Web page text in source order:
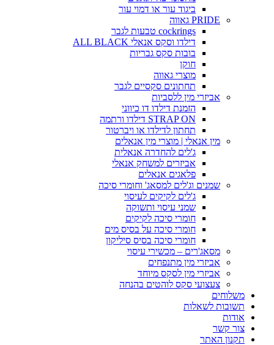
ביגוד עור או דמוי עור
PRIDE גאווה
cockrings טבעות לגבר
דילדו וסקס אנאלי ALL BLACK
בובות סקס גבריות
חוקן
מוצרי גאווה
תחתונים סקסיים לגבר
אביזרי מין ללסביות
הזמנת דילדו דו כיווני
STRAP ON דילדו ורתמה
תחתון לדילדו או ויברטור
מין אנאלי | מוצרי מין אנאלים
ג'לים להחדרה אנאלית
אביזרים למשחק אנאלי
פלאגים אנאלים
שמנים וג'לים למסאג' וחומרי סיכה
ג'לים לקיקים לעיסוי
שמני עיסוי ותשוקה
חומרי סיכה לקיקים
חומרי סיכה על בסיס מים
חומרי סיכה בסיס סיליקון
מסאג'רים – מכשירי עיסוי
אביזרי מין מתנפחים
אביזרי מין לסקס מיוחד
צעצועי סקס לוהטים בהנחה
משלוחים
תשובות לשאלות
אודות
צור קשר
תקנון האתר